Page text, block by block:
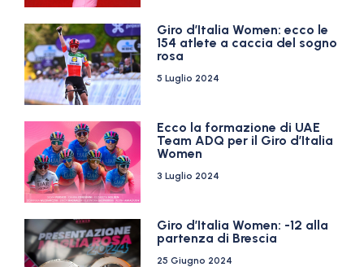
Giro d’Italia Women: ecco le
154 atlete a caccia del sogno
rosa
5 Luglio 2024
Ecco la formazione di UAE
Team ADQ per il Giro d’Italia
Women
3 Luglio 2024
Giro d’Italia Women: -12 alla
partenza di Brescia
25 Giugno 2024